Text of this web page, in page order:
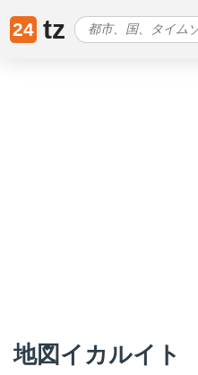
24 tz
地図イカルイト